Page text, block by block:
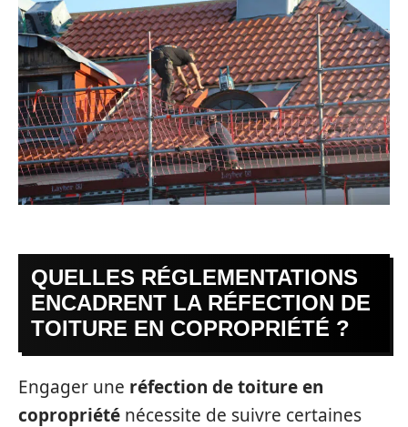
QUELLES RÉGLEMENTATIONS
ENCADRENT LA RÉFECTION DE
TOITURE EN COPROPRIÉTÉ ?
Engager une réfection de toiture en
copropriété nécessite de suivre certaines